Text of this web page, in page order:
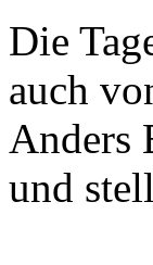
Die
auch
Anders
und